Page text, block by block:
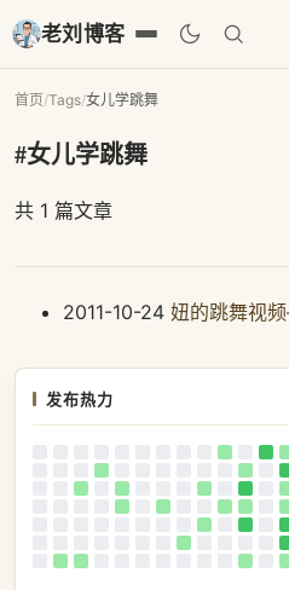
老刘博客
首页/Tags/女儿学跳舞
#女儿学跳舞
共 1 篇文章
2011-10-24 妞的跳舞视
发布热力